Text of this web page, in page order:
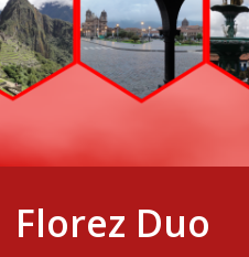
Florez Duo